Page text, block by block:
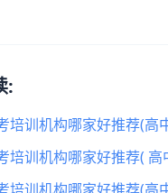
:
培训机构哪家好推荐(高
培训机构哪家好推荐(